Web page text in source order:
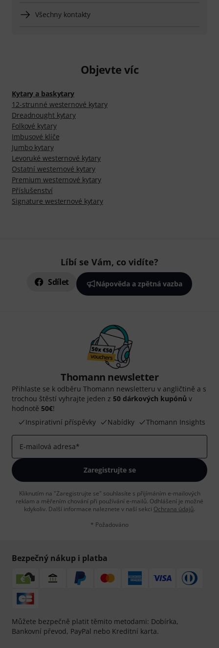
Všechny kontakty
Objevte víc
Kytary a baskytary
12-strunné westernové kytary
Dreadnought kytary
Folkové kytary
Imbusové klíče
Jumbo kytary
Levoruké westernové kytary
Ostatní westernové kytary
Premium westernové kytary
Příslušenství
Signature westernové kytary
Líbí se Vám, co vidíte?
Sdílet Nápověda a zpětná vazba
Thomann newsletter
Přihlaste se k odběru Thomann newsletteru v angličtině a s
trochou štěstí vyhrajte jeden z 50 dárkových kupónů v
hodnotě 50€!
Inspirativní příspěvky
Nabídky Thomann Insights
E-mailová adresa*
Zaregistrujte se
Kliknutím na "Zaregistrujte se" souhlasíte s přijímáním e-mailových
reklam a měřením chování při používání e-mailů. Odhlášení je možné
kdykoliv. Další informace naleznete v naší sekci Ochrana údajů.
* Požadováno
Bezpečný nákup i platba
Můžete bezpečně platit těmito metodami: Dobírka,
Bankovní převod, PayPal nebo Kreditní karta.